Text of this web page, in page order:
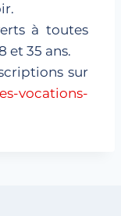
à toutes
et 35 ans.
sur
vocations-